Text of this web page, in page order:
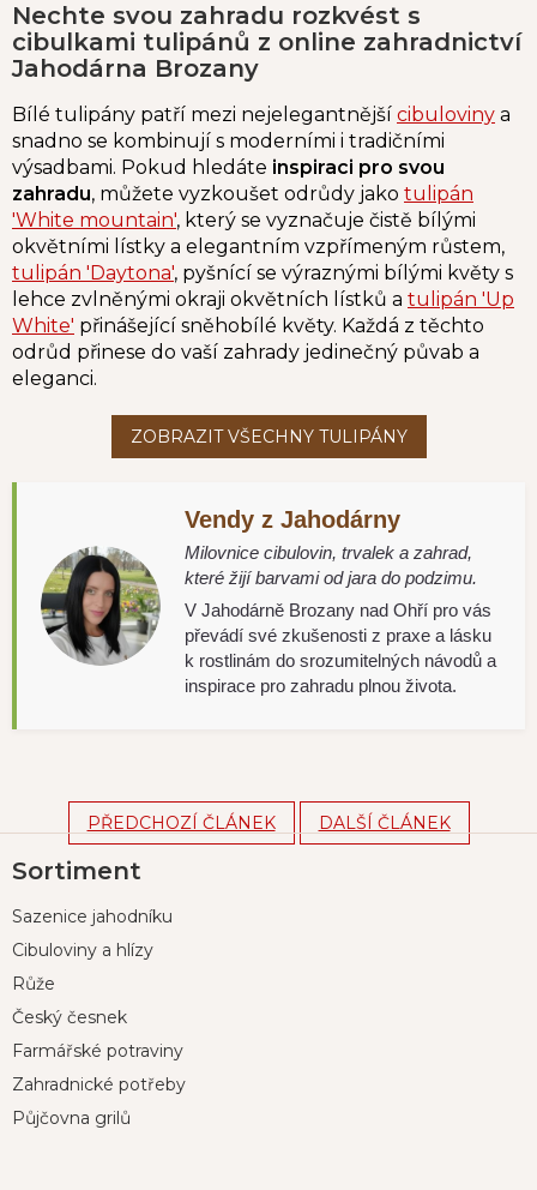
Nechte svou zahradu rozkvést s
cibulkami tulipánů z online zahradnictví
Jahodárna Brozany
Bílé tulipány patří mezi nejelegantnější cibuloviny a
snadno se kombinují s moderními i tradičními
výsadbami. Pokud hledáte inspiraci pro svou
zahradu, můžete vyzkoušet odrůdy jako tulipán
'White mountain', který se vyznačuje čistě bílými
okvětními lístky a elegantním vzpřímeným růstem,
tulipán 'Daytona', pyšnící se výraznými bílými květy s
lehce zvlněnými okraji okvětních lístků a tulipán 'Up
White' přinášející sněhobílé květy. Každá z těchto
odrůd přinese do vaší zahrady jedinečný půvab a
eleganci.
Vendy z Jahodárny
Milovnice cibulovin, trvalek a zahrad,
které žijí barvami od jara do podzimu.
V Jahodárně Brozany nad Ohří pro vás
převádí své zkušenosti z praxe a lásku
k rostlinám do srozumitelných návodů a
inspirace pro zahradu plnou života.
PŘEDCHOZÍ ČLÁNEK DALŠÍ ČLÁNEK
á
a
Sortiment
Sazenice jahodníku
Cibuloviny a hlízy
Růže
Český česnek
Farmářské potraviny
Zahradnické potřeby
Půjčovna grilů